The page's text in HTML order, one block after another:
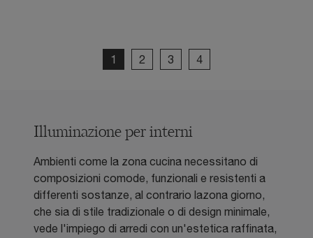
1 2 3 4
Illuminazione per interni
Ambienti come la zona cucina necessitano di
composizioni comode, funzionali e resistenti a
differenti sostanze, al contrario lazona giorno,
che sia di stile tradizionale o di design minimale,
vede l'impiego di arredi con un'estetica raffinata,